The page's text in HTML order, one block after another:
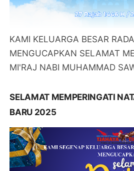
KAMI KELUARGA BESAR
MENGUCAPKAN SELAMAT
MI'RAJ NABI MUHAMMAD
SELAMAT MEMPERINGATI
BARU 2025